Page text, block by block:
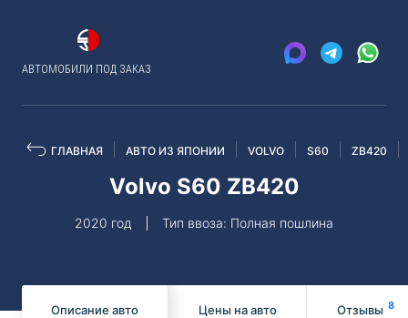
АВТОМОБИЛИ ПОД ЗАКАЗ
ГЛАВНАЯ АВТО ИЗ ЯПОНИИ VOLVO S60 ZB420
Volvo S60 ZB420
2020 год Тип ввоза: Полная пошлина
Описание авто Цены на авто Отзывы 8